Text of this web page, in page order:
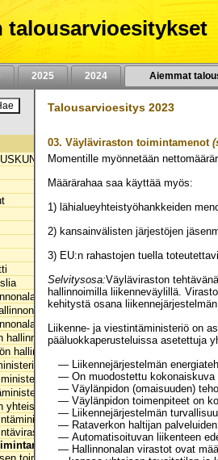
talousarvioesitykset
2025 2024 Aiemmat
VALTION TALOUSARVIOKSI
hallinnonala
hallinnonala
hallinnonala
hallinnonala
hallinnonala
yhteiset menot
toimintamenot
toimintamenot
Talousarvioesitys 2023
03. Väyläviraston toimintamenot
Momentille myönnetään
Määrärahaa saa käyttää myös:
1) lähialueyhteistyöhankkeiden
2) kansainvälisten järjestöjen
3) EU:n rahastojen tuella
Selvitysosa:Väyläviraston
hallinnoimilla liikenneväylillä.
kehitystä osana
Liikenne- ja viestintäministeriö on
pääluokkaperusteluissa asetettuja
— Liikennejärjestelmän
— On muodostettu kokonaiskuva
— Väylänpidon (omaisuuden)
— Väylänpidon toimenpiteet on
— Liikennejärjestelmän
— Rataverkon haltijan
— Automatisoituvan liikenteen
— Hallinnonalan virastot ovat